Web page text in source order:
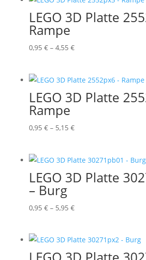
5,55 €
LEGO 3D Platte
Rampe
0,95 € – 4,55 €Preisspanne:
4,55 €
LEGO 3D Platte
Rampe
0,95 € – 5,15 €Preisspanne:
5,15 €
LEGO 3D Platte
– Burg
0,95 € – 5,95 €Preisspanne:
5,95 €